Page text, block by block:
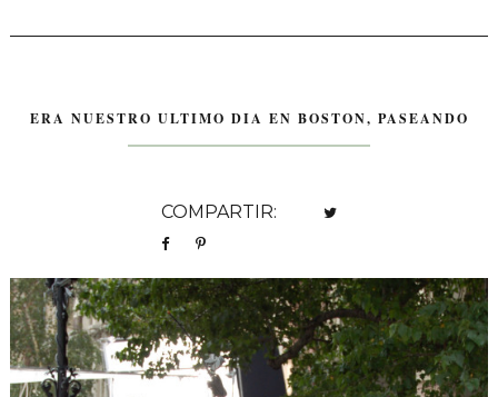
ERA NUESTRO ULTIMO DIA EN BOSTON, PASEANDO
COMPARTIR: